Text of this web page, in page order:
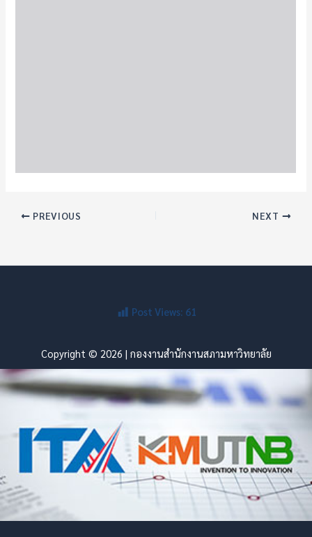
PREVIOUS NEXT
Post Views: 61
Copyright © 2026 | กองงานสำนักงานสภามหาวิทยาลัย